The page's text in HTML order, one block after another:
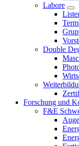
Labore
Double
Forschung und
F&E